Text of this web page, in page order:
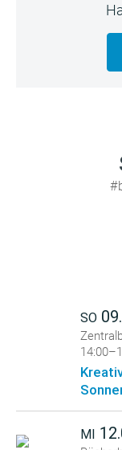
SO
MI